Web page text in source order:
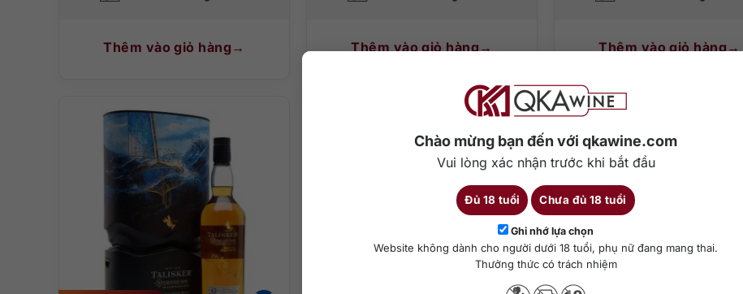
Chào mừng bạn đến với qkawine.com
Vui lòng xác nhận trước khi bắt đầu
Đủ 18 tuổi Chưa đủ 18 tuổi
Ghi nhớ lựa chọn
Website không dành cho người dưới 18 tuổi, phụ nữ đang mang thai.
Thưởng thức có trách nhiệm
Thêm vào giỏ hàng Thêm vào giỏ hàng Thêm vào giỏ hàng